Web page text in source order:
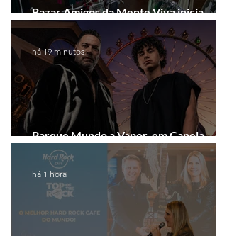
Bazar Amigos da Mente Viva inicia
arrecadação em Gramado e Canela
Parque Mundo a Vapor, em Canela,
recebe festival eletrônico em agosto
há 19 minutos
há 1 hora